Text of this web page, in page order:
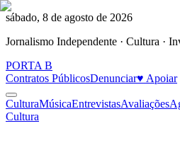
sábado, 8 de agosto de 2026
Jornalismo Independente · Cultura ·
PORTA B
Contratos PúblicosDenunciar♥ Apoiar
CulturaMúsicaEntrevistasAvaliações
Cultura